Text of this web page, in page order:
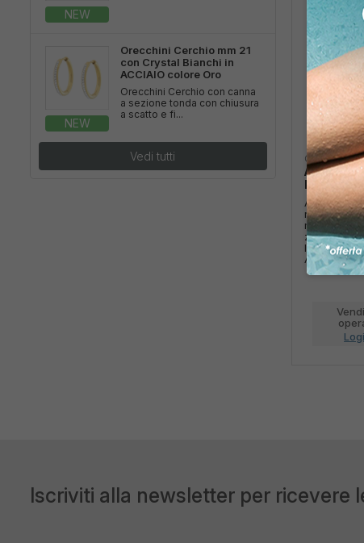
Cod:33612
Anello
Blu
Anello con
montato
zirconia
lati.
A...
NEW
NEW
Orecchini Cerchio mm 21
con Crystal Bianchi in
ACCIAIO colore Oro
Orecchini Cerchio con canna
a sezione tonda con chiusura
a scatto e fi...
Vedi tutti
Iscriviti alla newsletter per ricevere